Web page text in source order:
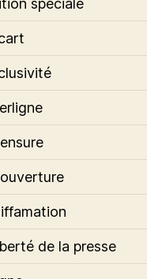
de la presse